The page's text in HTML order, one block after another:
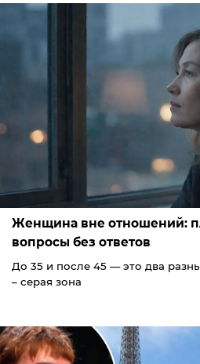
Женщина вне отношений:
вопросы без ответов
До 35 и после 45 — это два
– серая зона